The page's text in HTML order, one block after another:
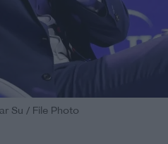
Su / File Photo